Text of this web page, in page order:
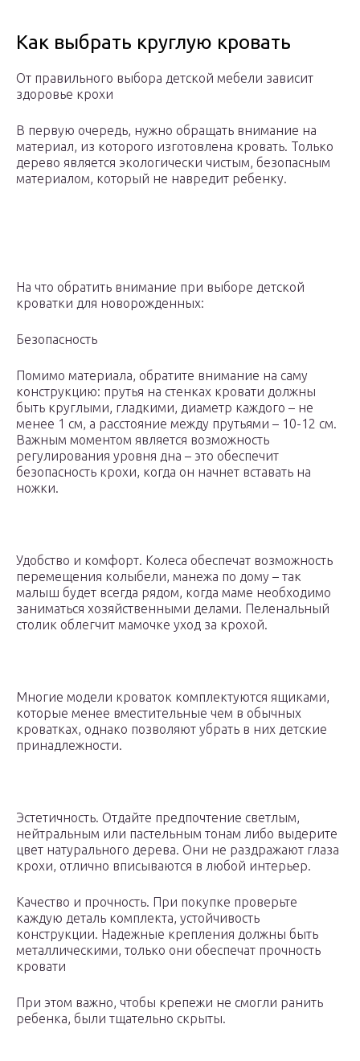
Как выбрать круглую кровать
От правильного выбора детской мебели зависит
здоровье крохи
В первую очередь, нужно обращать внимание на
материал, из которого изготовлена кровать. Только
дерево является экологически чистым, безопасным
материалом, который не навредит ребенку.
На что обратить внимание при выборе детской
кроватки для новорожденных:
Безопасность
Помимо материала, обратите внимание на саму
конструкцию: прутья на стенках кровати должны
быть круглыми, гладкими, диаметр каждого – не
менее 1 см, а расстояние между прутьями – 10-12 см.
Важным моментом является возможность
регулирования уровня дна – это обеспечит
безопасность крохи, когда он начнет вставать на
ножки.
Удобство и комфорт. Колеса обеспечат возможность
перемещения колыбели, манежа по дому – так
малыш будет всегда рядом, когда маме необходимо
заниматься хозяйственными делами. Пеленальный
столик облегчит мамочке уход за крохой.
Многие модели кроваток комплектуются ящиками,
которые менее вместительные чем в обычных
кроватках, однако позволяют убрать в них детские
принадлежности.
Эстетичность. Отдайте предпочтение светлым,
нейтральным или пастельным тонам либо выдерите
цвет натурального дерева. Они не раздражают глаза
крохи, отлично вписываются в любой интерьер.
Качество и прочность. При покупке проверьте
каждую деталь комплекта, устойчивость
конструкции. Надежные крепления должны быть
металлическими, только они обеспечат прочность
кровати
При этом важно, чтобы крепежи не смогли ранить
ребенка, были тщательно скрыты.